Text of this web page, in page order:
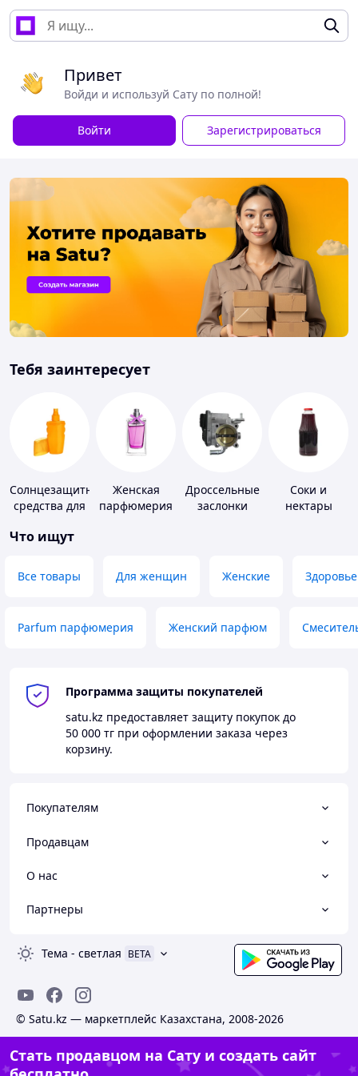
Привет
Войди и используй Сату по полной!
Войти Зарегистрироваться
Тебя заинтересует
Солнцезащитные
средства для
Женская
парфюмерия
Дроссельные
заслонки
Соки и
нектары
Что ищут
Все товары Для женщин Женские Здоровье
Parfum парфюмерия Женский парфюм
Программа защиты покупателей
satu.kz предоставляет защиту покупок до
50 000 тг при оформлении заказа через
корзину.
Покупателям
Продавцам
О нас
Партнеры
Тема - светлая BETA
© Satu.kz — маркетплейс Казахстана, 2008-2026
Стать продавцом на Сату и создать сайт